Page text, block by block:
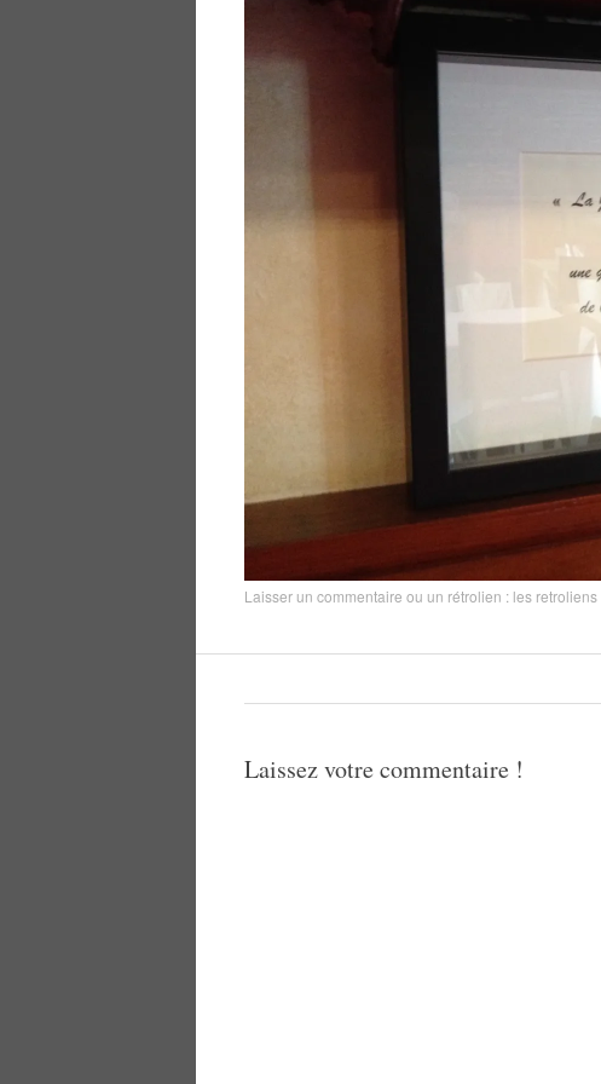
Laisser un commentaire ou un rétrolien : les retroliens
Laissez votre commentaire !